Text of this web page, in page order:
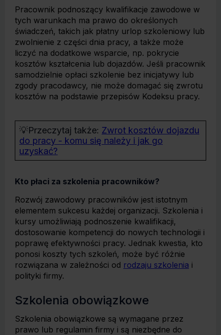
Pracownik podnoszący kwalifikacje zawodowe w
tych warunkach ma prawo do określonych
świadczeń, takich jak płatny urlop szkoleniowy lub
zwolnienie z części dnia pracy, a także może
liczyć na dodatkowe wsparcie, np. pokrycie
kosztów kształcenia lub dojazdów. Jeśli pracownik
samodzielnie opłaci szkolenie bez inicjatywy lub
zgody pracodawcy, nie może domagać się zwrotu
kosztów na podstawie przepisów Kodeksu pracy.
💡Przeczytaj także: Zwrot kosztów dojazdu
do pracy - komu się należy i jak go
uzyskać?
Kto płaci za szkolenia pracowników?
Rozwój zawodowy pracowników jest istotnym
elementem sukcesu każdej organizacji. Szkolenia i
kursy umożliwiają podnoszenie kwalifikacji,
dostosowanie kompetencji do nowych technologii i
poprawę efektywności pracy. Jednak kwestia, kto
ponosi koszty tych szkoleń, może być różnie
rozwiązana w zależności od rodzaju szkolenia i
polityki firmy.
Szkolenia obowiązkowe
Szkolenia obowiązkowe są wymagane przez
prawo lub regulamin firmy i są niezbędne do